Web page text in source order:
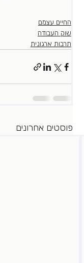
החיים עצמם
שוק העבודה
תרבות ארגונית
פוסטים אחרונים